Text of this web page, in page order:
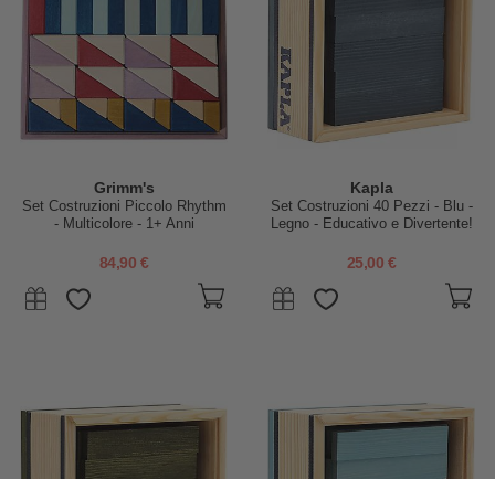
Grimm's
Set Costruzioni Piccolo Rhythm
- Multicolore - 1+ Anni
84,90 €
Kapla
Set Costruzioni 40 Pezzi - Blu -
Legno - Educativo e Divertente!
25,00 €